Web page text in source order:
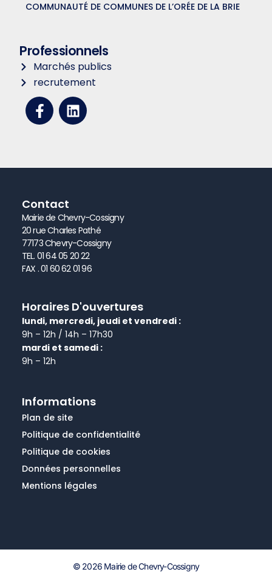
COMMUNAUTÉ DE COMMUNES DE L’ORÉE DE LA BRIE
Professionnels
Marchés publics
recrutement
Facebook-
f
Linkedin
Contact
Mairie de Chevry-Cossigny
20 rue Charles Pathé
77173 Chevry-Cossigny
TEL. 01 64 05 20 22
FAX . 01 60 62 01 96
Horaires D'ouvertures
lundi, mercredi, jeudi et vendredi :
9h – 12h / 14h – 17h30
mardi et samedi :
9h – 12h
Informations
Plan de site
Politique de confidentialité
Politique de cookies
Données personnelles
Mentions légales
© 2026 Mairie de Chevry-Cossigny